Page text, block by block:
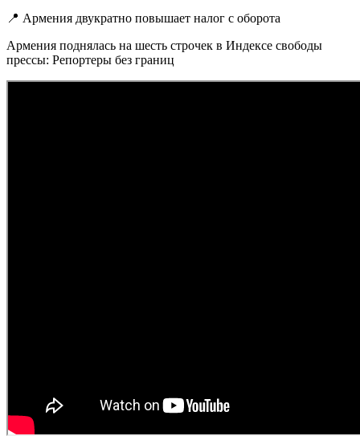
📍 Армения двукратно повышает налог с оборота
Армения поднялась на шесть строчек в Индексе свободы
прессы: Репортеры без границ